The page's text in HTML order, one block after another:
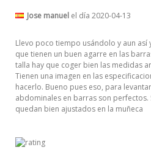
Jose manuel el día 2020-04-13
Llevo poco tiempo usándolo y aun
que tienen un buen agarre en las
talla hay que coger bien las medidas
Tienen una imagen en las
hacerlo. Bueno pues eso, para
abdominales en barras son perfectos.
quedan bien ajustados en la muñeca